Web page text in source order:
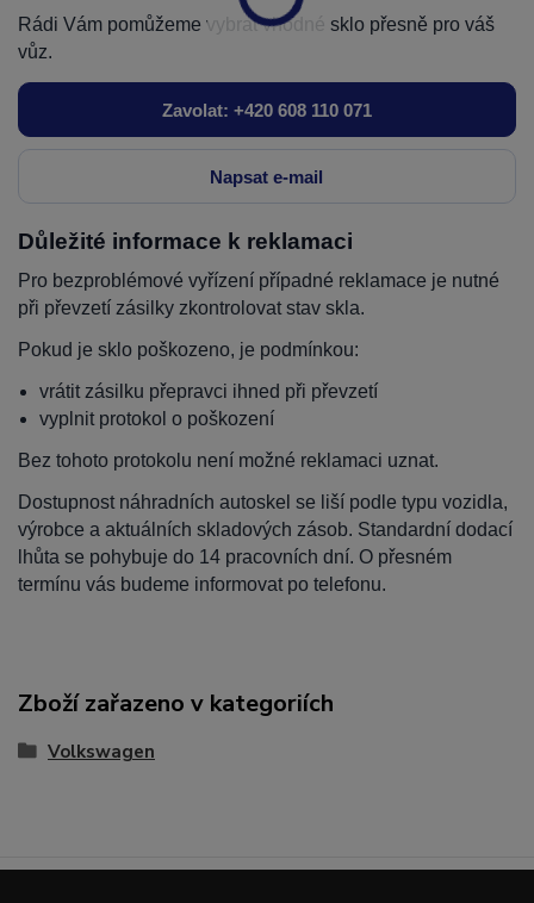
Rádi Vám pomůžeme vybrat vhodné sklo přesně pro váš
vůz.
Zavolat: +420 608 110 071
Napsat e-mail
Důležité informace k reklamaci
Pro bezproblémové vyřízení případné reklamace je nutné
při převzetí zásilky zkontrolovat stav skla.
Pokud je sklo poškozeno, je podmínkou:
vrátit zásilku přepravci ihned při převzetí
vyplnit protokol o poškození
Bez tohoto protokolu není možné reklamaci uznat.
Dostupnost náhradních autoskel se liší podle typu vozidla,
výrobce a aktuálních skladových zásob. Standardní dodací
lhůta se pohybuje do 14 pracovních dní. O přesném
termínu vás budeme informovat po telefonu.
Zboží zařazeno v kategoriích
Volkswagen